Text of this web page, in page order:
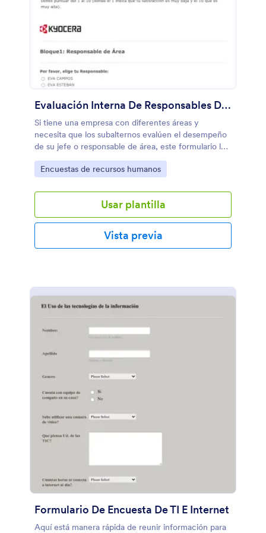
Evaluación Interna De Responsables De Área
Si tiene una empresa con diferentes áreas y
necesita que los subalternos evalúen el desempeño
de su jefe o responsable de área, este formulario le
servirá como ejemplo!
Go to Category:
Encuestas de recursos humanos
Usar plantilla
Vista previa
Formulario De Encuesta De TI E Internet
Aquí está manera rápida de reunir información para